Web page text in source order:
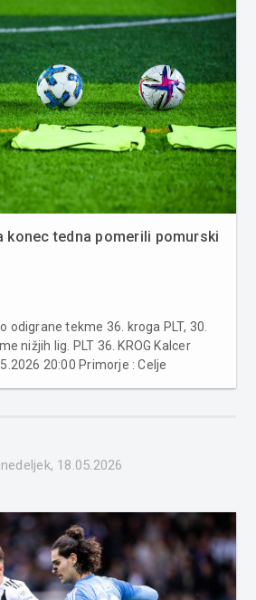
konec tedna pomerili pomurski
odigrane tekme 36. kroga PLT, 30.
nižjih lig. PLT 36. KROG Kalcer
20:00 Primorje : Celje
18.05.2026